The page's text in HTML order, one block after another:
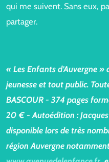
qui me suivent. Sans eux,
partager.
« Les Enfants d’Auvergne
jeunesse et tout public.
BASCOUR - 374 pages
20 € - Autoédition :
disponible lors de très
région Auvergne